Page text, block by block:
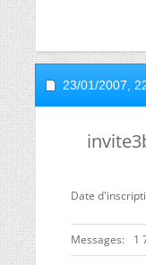
23/01/2007,
Date
Messages 1